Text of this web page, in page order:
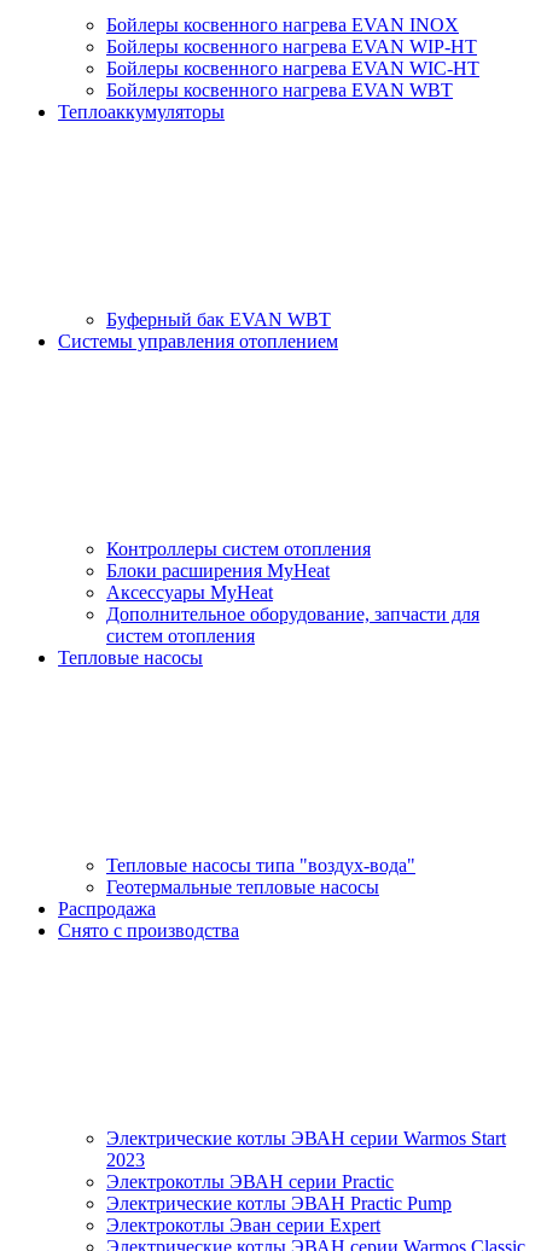
Бойлеры косвенного нагрева EVAN INOX
Бойлеры косвенного нагрева EVAN WIP-HT
Бойлеры косвенного нагрева EVAN WIC-HT
Бойлеры косвенного нагрева EVAN WBT
Теплоаккумуляторы
Буферный бак EVAN WBT
Системы управления отоплением
Контроллеры систем отопления
Блоки расширения MyHeat
Аксессуары MyHeat
Дополнительное оборудование, запчасти для
систем отопления
Тепловые насосы
Тепловые насосы типа "воздух-вода"
Геотермальные тепловые насосы
Распродажа
Снято с производства
Электрические котлы ЭВАН серии Warmos Start
2023
Электрокотлы ЭВАН серии Practic
Электрические котлы ЭВАН Practic Pump
Электрокотлы Эван серии Expert
Электрические котлы ЭВАН серии Warmos Classic